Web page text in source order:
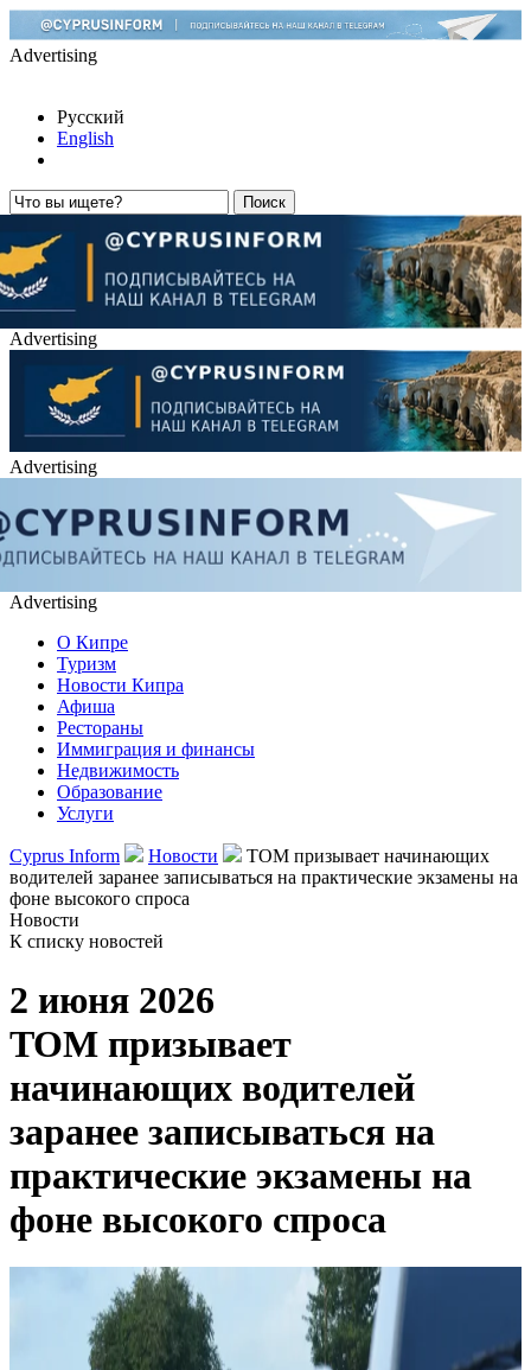
Advertising
Русский
English
Advertising
Advertising
Advertising
О Кипре
Туризм
Новости Кипра
Афиша
Рестораны
Иммиграция и финансы
Недвижимость
Образование
Услуги
Cyprus Inform Новости
TOM призывает начинающих
водителей заранее записываться на практические экзамены на
фоне высокого спроса
Новости
К списку новостей
2 июня 2026
TOM призывает
начинающих водителей
заранее записываться на
практические экзамены на
фоне высокого спроса